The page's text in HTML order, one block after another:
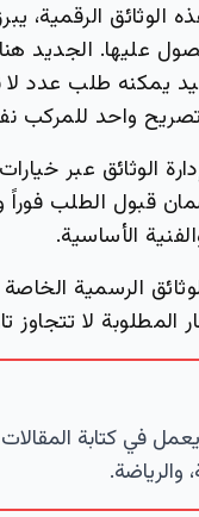
الوثائق الرقمية،
عليها. الجديد
يمكنه طلب عدد
واحد للمركب
الوثائق عبر
قبول الطلب
الأساسية.
الرسمية
المطلوبة لا تتجاوز
في كتابة
والرياضة.